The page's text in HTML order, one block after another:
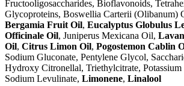
Fructooligosaccharides, Bioflavonoids,
Glycoproteins, Boswellia Carterii (Olibanum)
Bergamia Fruit Oil, Eucalyptus Globulus
Officinale Oil, Juniperus Mexicana Oil,
Oil, Citrus Limon Oil, Pogostemon Cablin
Sodium Gluconate, Pentylene Glycol,
Hydroxy Citronellal, Triethylcitrate,
Sodium Levulinate, Limonene, Linalool